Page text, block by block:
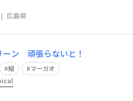
| 広島県
ーン 頑張らないと！
鰻
マーガオ